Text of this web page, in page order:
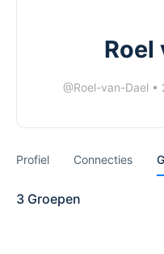
Roel
@Roel-van-Dael •
Profiel Connecties
3 Groepen